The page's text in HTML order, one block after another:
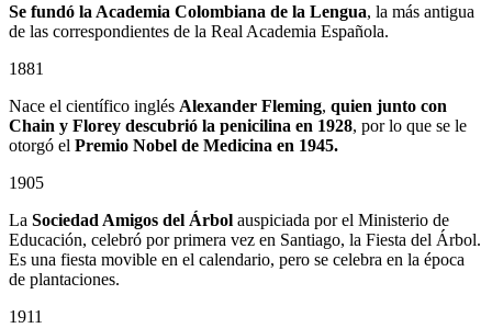
Se fundó la Academia Colombiana de la Lengua, la más antigua
de las correspondientes de la Real Academia Española.
1881
Nace el científico inglés Alexander Fleming, quien junto con
Chain y Florey descubrió la penicilina en 1928, por lo que se le
otorgó el Premio Nobel de Medicina en 1945.
1905
La Sociedad Amigos del Árbol auspiciada por el Ministerio de
Educación, celebró por primera vez en Santiago, la Fiesta del Árbol.
Es una fiesta movible en el calendario, pero se celebra en la época
de plantaciones.
1911